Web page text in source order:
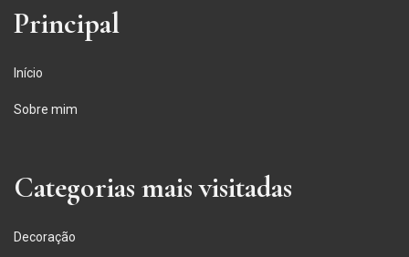
Principal
Início
Sobre mim
Categorias mais visitadas
Decoração